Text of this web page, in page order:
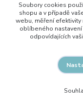
Soubory cookies
shopu a v případě
webu, měření efektivity
oblíbeného nastavení
odpovídajících